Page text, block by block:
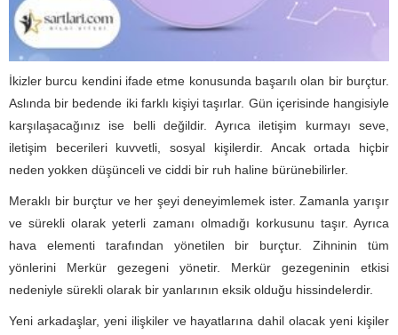
İkizler burcu kendini ifade etme konusunda başarılı olan bir burçtur.
Aslında bir bedende iki farklı kişiyi taşırlar. Gün içerisinde hangisiyle
karşılaşacağınız ise belli değildir. Ayrıca iletişim kurmayı seve,
iletişim becerileri kuvvetli, sosyal kişilerdir. Ancak ortada hiçbir
neden yokken düşünceli ve ciddi bir ruh haline bürünebilirler.
Meraklı bir burçtur ve her şeyi deneyimlemek ister. Zamanla yarışır
ve sürekli olarak yeterli zamanı olmadığı korkusunu taşır. Ayrıca
hava elementi tarafından yönetilen bir burçtur. Zihninin tüm
yönlerini Merkür gezegeni yönetir. Merkür gezegeninin etkisi
nedeniyle sürekli olarak bir yanlarının eksik olduğu hissindelerdir.
Yeni arkadaşlar, yeni ilişkiler ve hayatlarına dahil olacak yeni kişiler